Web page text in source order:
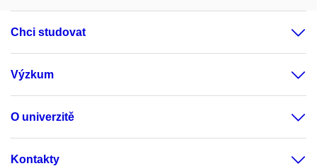
Chci studovat
Výzkum
O univerzitě
Kontakty